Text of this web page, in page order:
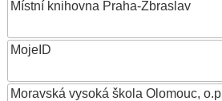
Místní knihovna Praha-Zbraslav
MojeID
Moravská vysoká škola Olomouc,